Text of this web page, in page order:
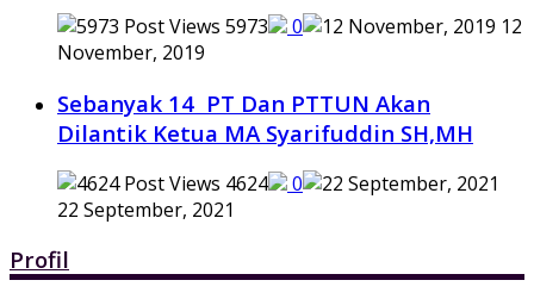
5973 0
12
November, 2019
Sebanyak 14 PT Dan PTTUN Akan
Dilantik Ketua MA Syarifuddin SH,MH
4624
0
22 September, 2021
Profil